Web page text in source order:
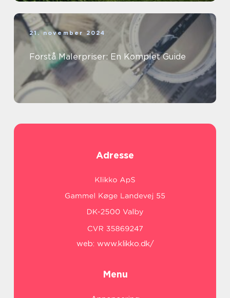
21. november 2024
Forstå Malerpriser: En Komplet Guide
Adresse
web: www.klikko.dk/
Menu